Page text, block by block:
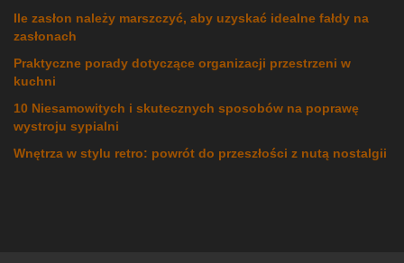
Ile zasłon należy marszczyć, aby uzyskać idealne fałdy na
zasłonach
Praktyczne porady dotyczące organizacji przestrzeni w
kuchni
10 Niesamowitych i skutecznych sposobów na poprawę
wystroju sypialni
Wnętrza w stylu retro: powrót do przeszłości z nutą nostalgii